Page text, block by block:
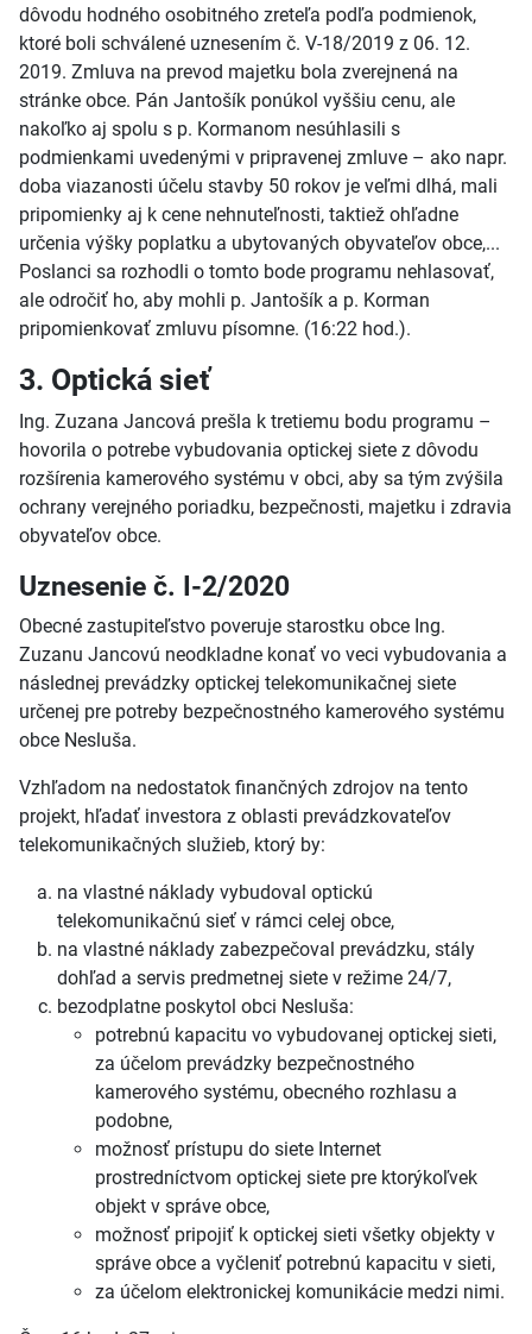
dôvodu hodného osobitného zreteľa podľa podmienok,
ktoré boli schválené uznesením č. V-18/2019 z 06. 12.
2019. Zmluva na prevod majetku bola zverejnená na
stránke obce. Pán Jantošík ponúkol vyššiu cenu, ale
nakoľko aj spolu s p. Kormanom nesúhlasili s
podmienkami uvedenými v pripravenej zmluve – ako napr.
doba viazanosti účelu stavby 50 rokov je veľmi dlhá, mali
pripomienky aj k cene nehnuteľnosti, taktiež ohľadne
určenia výšky poplatku a ubytovaných obyvateľov obce,...
Poslanci sa rozhodli o tomto bode programu nehlasovať,
ale odročiť ho, aby mohli p. Jantošík a p. Korman
pripomienkovať zmluvu písomne. (16:22 hod.).
3. Optická sieť
Ing. Zuzana Jancová prešla k tretiemu bodu programu –
hovorila o potrebe vybudovania optickej siete z dôvodu
rozšírenia kamerového systému v obci, aby sa tým zvýšila
ochrany verejného poriadku, bezpečnosti, majetku i zdravia
obyvateľov obce.
Uznesenie č. I-2/2020
Obecné zastupiteľstvo poveruje starostku obce Ing.
Zuzanu Jancovú neodkladne konať vo veci vybudovania a
následnej prevádzky optickej telekomunikačnej siete
určenej pre potreby bezpečnostného kamerového systému
obce Nesluša.
Vzhľadom na nedostatok finančných zdrojov na tento
projekt, hľadať investora z oblasti prevádzkovateľov
telekomunikačných služieb, ktorý by:
na vlastné náklady vybudoval optickú
telekomunikačnú sieť v rámci celej obce,
na vlastné náklady zabezpečoval prevádzku, stály
dohľad a servis predmetnej siete v režime 24/7,
bezodplatne poskytol obci Nesluša:
potrebnú kapacitu vo vybudovanej optickej sieti,
za účelom prevádzky bezpečnostného
kamerového systému, obecného rozhlasu a
podobne,
možnosť prístupu do siete Internet
prostredníctvom optickej siete pre ktorýkoľvek
objekt v správe obce,
možnosť pripojiť k optickej sieti všetky objekty v
správe obce a vyčleniť potrebnú kapacitu v sieti,
za účelom elektronickej komunikácie medzi nimi.